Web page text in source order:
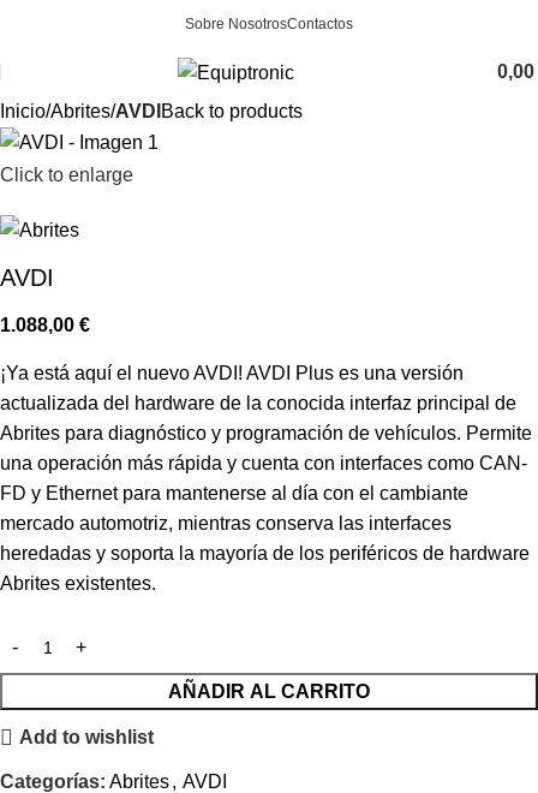
Sobre NosotrosContactos
0,00
Inicio Abrites AVDI Back to products
Click to enlarge
AVDI
1.088,00 €
¡Ya está aquí el nuevo AVDI! AVDI Plus es una versión
actualizada del hardware de la conocida interfaz principal de
Abrites para diagnóstico y programación de vehículos. Permite
una operación más rápida y cuenta con interfaces como CAN-
FD y Ethernet para mantenerse al día con el cambiante
mercado automotriz, mientras conserva las interfaces
heredadas y soporta la mayoría de los periféricos de hardware
Abrites existentes.
AÑADIR AL CARRITO
Add to wishlist
Categorías: Abrites, AVDI